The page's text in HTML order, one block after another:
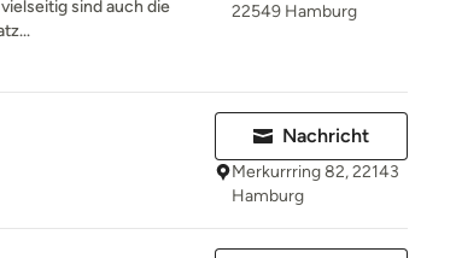
sind auch die
22549 Hamburg
Nachricht
Merkurrring 82, 22143
Hamburg